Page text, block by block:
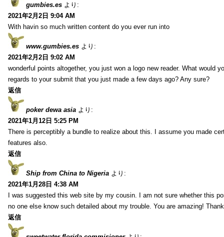
gumbies.es より:
2021年2月2日 9:04 AM
With havin so much written content do you ever run into
www.gumbies.es より:
2021年2月2日 9:02 AM
wonderful points altogether, you just won a logo new reader. What would
regards to your submit that you just made a few days ago? Any sure?
返信
poker dewa asia より:
2021年1月12日 5:25 PM
There is perceptibly a bundle to realize about this. I assume you made
features also.
返信
Ship from China to Nigeria より:
2021年1月28日 4:38 AM
I was suggested this web site by my cousin. I am not sure whether this
no one else know such detailed about my trouble. You are amazing!
返信